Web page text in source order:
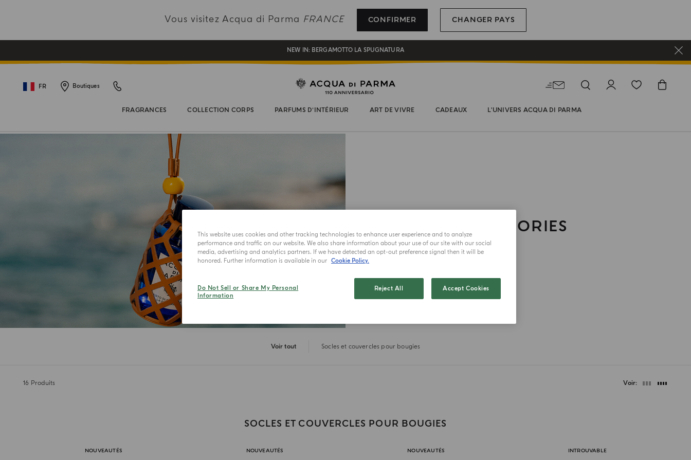
Vous visitez Acqua di Parma FRANCE CONFIRMER CHANGER PAYS
INSCRIVEZ-VOUS ET PROFITEZ DE NOS AVANTAGES
CADEAU OFFERT POUR TOUTE COMMANDE SUPÉRIEURE À 180€
NEW IN: BERGAMOTTO LA SPUGNATURA
FR Boutiques
FRAGRANCES COLLECTION CORPS PARFUMS D’INTÉRIEUR ART DE VIVRE CADEAUX L'UNIVERS ACQUA DI PARMA
ACCESSORIES
Voir tout Socles et couvercles pour bougies
16 Produits Voir
SOCLES ET COUVERCLES POUR BOUGIES
NOUVEAUTÉS NOUVEAUTÉS NOUVEAUTÉS INTROUVABLE
This website uses cookies and other tracking technologies to enhance user experience and to analyze
performance and traffic on our website. We also share information about your use of our site with our social
media, advertising and analytics partners. If we have detected an opt-out preference signal then it will be
honored. Further information is available in our Cookie Policy.
Do Not Sell or Share My Personal
Information
Reject All Accept Cookies